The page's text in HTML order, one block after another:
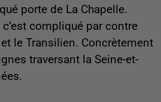
porte de La Chapelle.
compliqué par contre
le Transilien. Concrètement
traversant la Seine-et-